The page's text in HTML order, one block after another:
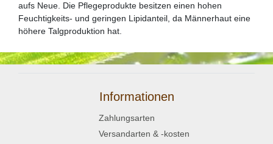
aufs Neue. Die Pflegeprodukte besitzen einen hohen
Feuchtigkeits- und geringen Lipidanteil, da Männerhaut eine
höhere Talgproduktion hat.
Informationen
Zahlungsarten
Versandarten & -kosten